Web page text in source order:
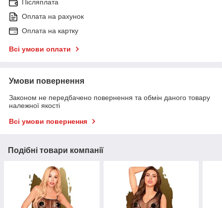
Післяплата
Оплата на рахунок
Оплата на картку
Всі умови оплати
Умови повернення
Законом не передбачено повернення та обмін даного товару
належної якості
Всі умови повернення
Подібні товари компанії